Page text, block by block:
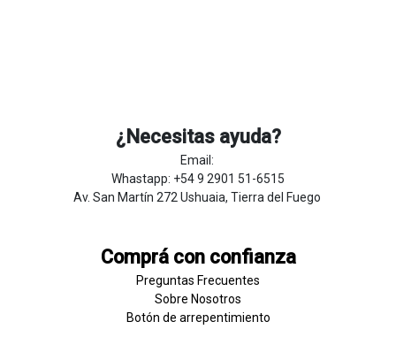
¿Necesitas ayuda?
Email:
Whastapp: +54 9 2901 51-6515
Av. San Martín 272 Ushuaia, Tierra del Fuego
Comprá con confianza
Preguntas Frecuentes
Sobre Nosotros
Botón de ​arrepentim​​​iento